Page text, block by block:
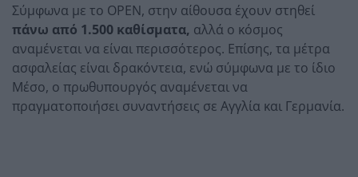
Σύμφωνα με το OPEN, στην αίθουσα έχουν στηθεί
πάνω από 1.500 καθίσματα, αλλά ο κόσμος
αναμένεται να είναι περισσότερος. Επίσης, τα μέτρα
ασφαλείας είναι δρακόντεια, ενώ σύμφωνα με το ίδιο
Μέσο, ο πρωθυπουργός αναμένεται να
πραγματοποιήσει συναντήσεις σε Αγγλία και Γερμανία.